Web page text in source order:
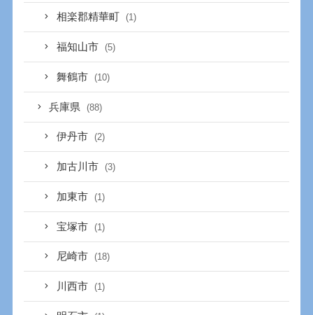
相楽郡精華町 (1)
福知山市 (5)
舞鶴市 (10)
兵庫県 (88)
伊丹市 (2)
加古川市 (3)
加東市 (1)
宝塚市 (1)
尼崎市 (18)
川西市 (1)